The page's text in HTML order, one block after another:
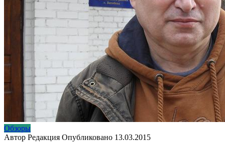
Обзоры
Автор Редакция Опубликовано 13.03.2015